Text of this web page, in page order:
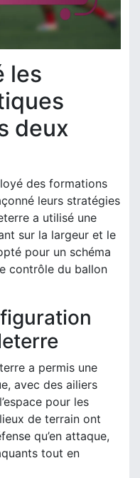
les
deux
des formations
leurs stratégies
a utilisé une
sur la largeur et le
pour un schéma
contrôle du ballon
a permis une
avec des ailiers
pour les
de terrain ont
qu’en attaque,
tout en